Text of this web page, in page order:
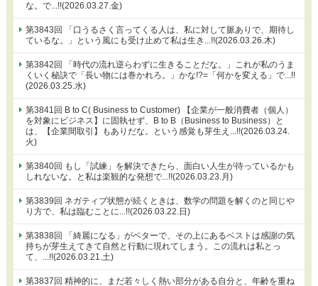
な。で...!!(2026.03.27.金)
第3843回 「口うるさく言ってくる人は、私に対して脈ありで、期待し
ているな。」という風にも受け止めて私は生き...!!(2026.03.26.木)
第3842回 「時代の流れ逆らわずに生きることだな。」これが私のうま
くいく秘訣で「長い物には巻かれろ。」かな!?=「何かを変える」で...!!
(2026.03.25.水)
第3841回 B to C( Business to Customer) 【企業が一般消費者（個人）
を対象にビジネス】に固執せず、B to B（Business to Business）と
は、【企業間取引】もありだな。という感覚も芽生え...!!(2026.03.24.
火)
第3840回 もし「試練」を解決できたら、面白い人生が待っているかも
しれないな。と私は楽観的な発想で...!!(2026.03.23.月)
第3839回 ネガティブ状態が続くときは、数学の問題を解くのと同じや
り方で、私は臨むことに...!!(2026.03.22.日)
第3838回 「綺麗になる」がベターで、その上にあるベストは感謝の気
持ちが芽生えてきて自然と行動に現れてしまう。この流れは私とっ
て、...!!(2026.03.21.土)
第3837回 精神的に、まだ若々しく熱い部分がある自分と、年齢を重ね